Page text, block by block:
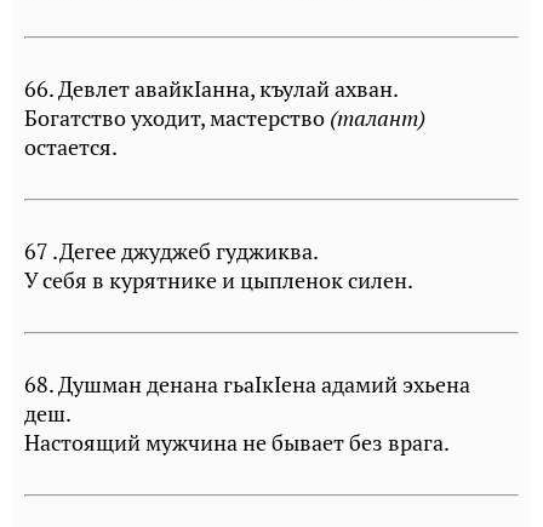
66. Девлет авайкIанна, къулай ахван.
Богатство уходит, мастерство (талант)
остается.
67 .Дегее джуджеб гуджиква.
У себя в курятнике и цыпленок силен.
68. Душман денана гьаIкIена адамий эхьена
деш.
Настоящий мужчина не бывает без врага.